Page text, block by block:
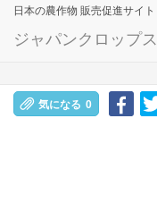
日本の農作物 販売促進サイト
ジャパンクロップス
気になる 0